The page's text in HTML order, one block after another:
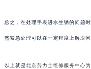
总之，在处理手表进水生锈的问题
然紧急处理可以在一定程度上解决
以上就是北京劳力士维修服务中心